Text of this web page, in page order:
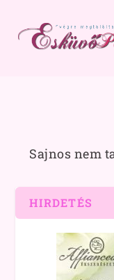
Sajnos nem
HIRDETÉS